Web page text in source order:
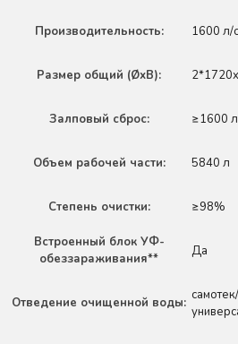
Производительность: 1600 л/
Размер общий (ØхВ):
Залповый сброс: ≥1600
Объем рабочей части: 5840 л
Степень очистки: ≥98%
Встроенный блок УФ-
обеззараживания**
Да
Отведение очищенной воды: